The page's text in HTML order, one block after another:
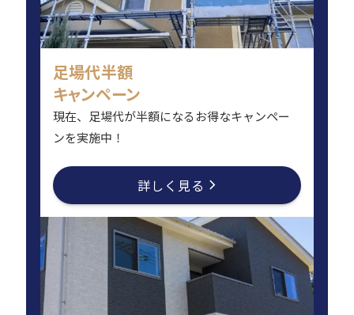
足場代半額
キャンペーン
現在、足場代が半額になるお得なキャンペー
ンを実施中！
詳しく見る